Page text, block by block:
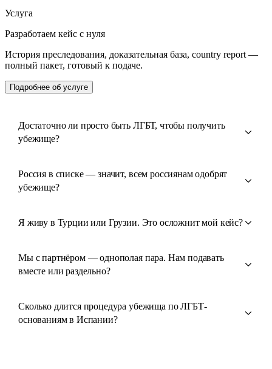
Услуга
Разработаем кейс с нуля
История преследования, доказательная база, country report —
полный пакет, готовый к подаче.
Подробнее об услуге
Достаточно ли просто быть ЛГБТ, чтобы получить
убежище?
Россия в списке — значит, всем россиянам одобрят
убежище?
Я живу в Турции или Грузии. Это осложнит мой кейс?
Мы с партнёром — однополая пара. Нам подавать
вместе или раздельно?
Сколько длится процедура убежища по ЛГБТ-
основаниям в Испании?